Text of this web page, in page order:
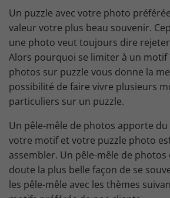
Un puzzle avec votre photo
valeur votre plus beau souvenir.
une photo veut toujours dire
Alors pourquoi se limiter à un motif
photos sur puzzle vous donne la
possibilité de faire vivre plusieurs
particuliers sur un puzzle.
Un pêle-mêle de photos apporte
votre motif et votre puzzle photo
assembler. Un pêle-mêle de photos
doute la plus belle façon de se
les pêle-mêle avec les thèmes